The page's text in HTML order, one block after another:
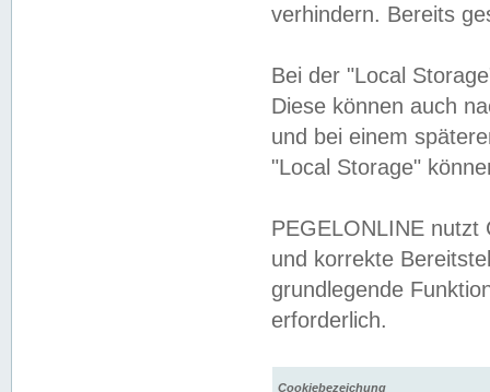
verhindern. Bereits
Bei der "Local
Diese können auch
und bei einem
"Local Storage"
PEGELONLINE nutzt
und korrekte
grundlegende
erforderlich.
Cookiebezeichung